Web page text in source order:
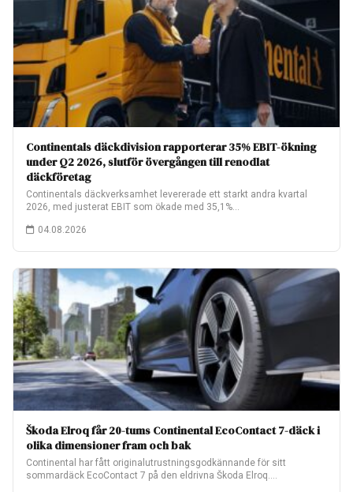
Continentals däckdivision rapporterar 35% EBIT-ökning
under Q2 2026, slutför övergången till renodlat
däckföretag
Continentals däckverksamhet levererade ett starkt andra kvartal
2026, med justerat EBIT som ökade med 35,1%…
04.08.2026
Škoda Elroq får 20-tums Continental EcoContact 7-däck i
olika dimensioner fram och bak
Continental har fått originalutrustningsgodkännande för sitt
sommardäck EcoContact 7 på den eldrivna Škoda Elroq.